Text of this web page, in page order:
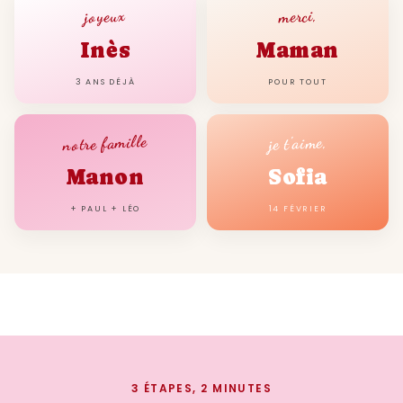
élégant de renforcer les liens et de se
remémorer ensemble les joyeux moments
de l'année 1966.
Durabilité et Écologie : Une Priorité
Nous nous engageons à respecter
l'environnement. Nos affiches sont conçues
pour être téléchargées et imprimées selon
écologique lié à la production et à la livraison
Numérique ?
joyeux
Inès
3 ANS DÉJÀ
merci,
Maman
POUR TOUT
notre famille
Manon
+ PAUL + LÉO
je t'aime,
Sofia
14 FÉVRIER
3 ÉTAPES, 2 MINUTES